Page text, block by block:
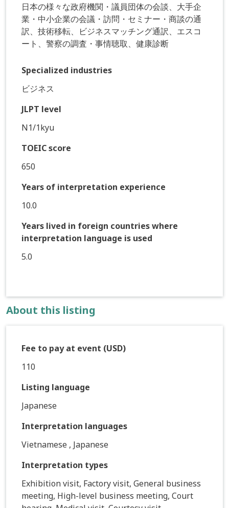
日本の様々な政府機関・議員団体の会談、大手企
業・中小企業の会議・訪問・セミナー・商談の通
訳、技術移転、ビジネスマッチング通訳、エスコ
ート、警察の調査・事情聴取、健康診断
Specialized industries
ビジネス
JLPT level
N1/1kyu
TOEIC score
650
Years of interpretation experience
10.0
Years lived in foreign countries where
interpretation language is used
5.0
About this listing
Fee to pay at event (USD)
110
Listing language
Japanese
Interpretation languages
Vietnamese , Japanese
Interpretation types
Exhibition visit, Factory visit, General business
meeting, High-level business meeting, Court